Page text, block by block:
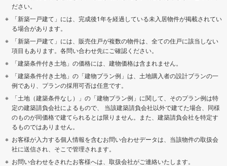
ださい。
「新築一戸建て」には、完成後1年を経過している未入居物件が掲載されてい
る場合があります。
「新築一戸建て」には、販売住戸が複数の物件は、全ての住戸に該当しない
項目もあります。各問い合わせ先にご確認ください。
「建築条件付き土地」の価格には、建物価格は含まれません。
「建築条件付き土地」の「建物プラン例」は、土地購入者の設計プランの一
例であり、プランの採用可否は任意です。
「土地（建築条件なし）」の「建物プラン例」に関して、そのプラン例は特
定の建築請負会社によるもので、 当該建築請負会社以外で建てた場合、同様
のものが同価格で建てられるとは限りません。また、建築請負会社を特定す
るものではありません。
お客様が入力する個人情報を含むお問い合わせデータは、当該物件の取扱会
社に送信され、そこで管理されます。
お問い合わせをされたお客様へは、取扱会社がご連絡いたします。